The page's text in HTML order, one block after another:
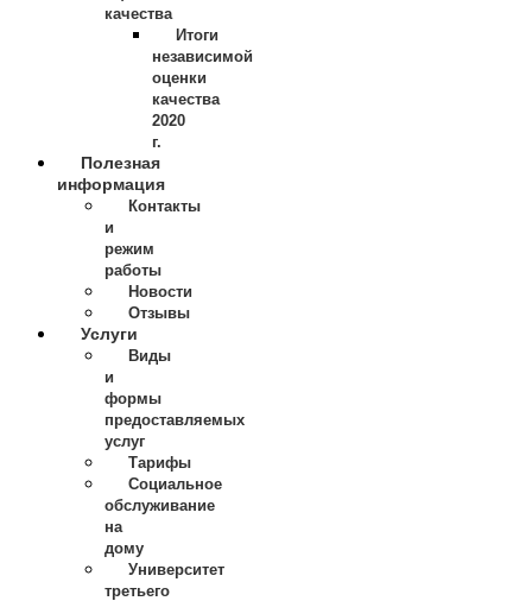
качества
Итоги
независимой
оценки
качества
2020
г.
Полезная
информация
Контакты
и
режим
работы
Новости
Отзывы
Услуги
Виды
и
формы
предоставляемых
услуг
Тарифы
Социальное
обслуживание
на
дому
Университет
третьего